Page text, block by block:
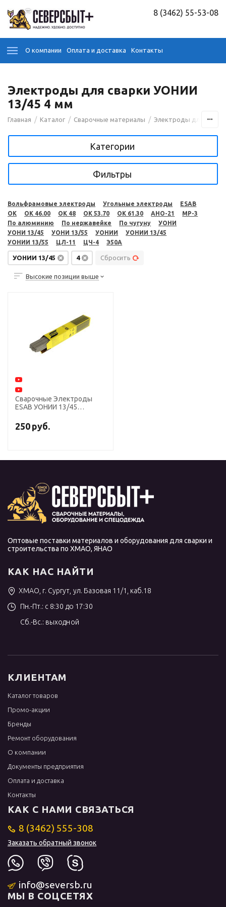
8 (3462) 55-53-08
О компании Оплата и доставка Контакты
Электроды для сварки УОНИИ
13/45 4 мм
Главная / Каталог / Сварочные материалы / Электроды для сварки
Категории
Фильтры
Вольфрамовые электроды Угольные электроды
ESAB
OK
OK 46.00 OK 48 OK 53.70 OK 61.30 АНО-21
МР-3
По алюминию
По нержавейке По чугуну
УОНИ
УОНИ 13/45
УОНИ 13/55 УОНИИ
УОНИИ 13/45
УОНИИ 13/55
ЦЛ-11 ЦЧ-4 Э50А
УОНИИ 13/45 4 Сбросить
Высокие позиции выше
Сварочные Электроды
ESAB УОНИИ 13/45
кг
250 руб.
Оптовые поставки материалов и оборудования для сварки и
строительства по ХМАО, ЯНАО
КАК НАС НАЙТИ
ХМАО, г. Сургут, ул. Базовая 11/1, каб.18
Пн.-Пт.: с 8:30 до 17:30
Сб.-Вс.: выходной
КЛИЕНТАМ
Каталог товаров
Промо-акции
Бренды
Ремонт оборудования
О компании
Документы предприятия
Оплата и доставка
Контакты
КАК С НАМИ СВЯЗАТЬСЯ
8 (3462) 555-308
Заказать обратный звонок
info@seversb.ru
МЫ В СОЦСЕТЯХ